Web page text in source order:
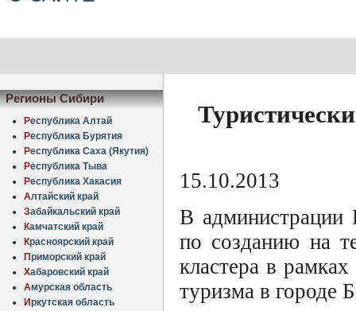
Регионы Сибири
Республика Алтай
Республика Бурятия
Республика Саха (Якутия)
Республика Тыва
Республика Хакасия
Алтайский край
Забайкальский край
Камчатский край
Красноярский край
Приморский край
Хабаровский край
Амурская область
Иркутская область
15.10.2013
В администрации
по созданию на
кластера в
туризма в городе